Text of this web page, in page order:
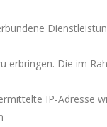
erbringen. Die im
IP-Adresse